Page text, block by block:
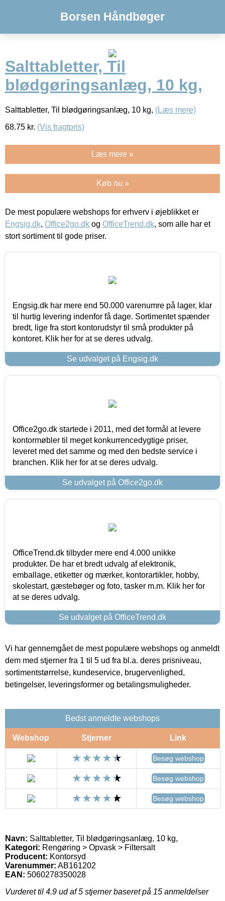
Borsen Håndbøger
Salttabletter, Til
blødgøringsanlæg, 10 kg,
Salttabletter, Til blødgøringsanlæg, 10 kg, (Læs mere)
68.75 kr. (Vis fragtpris)
Læs mere »
Køb nu »
De mest populære webshops for erhverv i øjeblikket er
Engsig.dk, Office2go.dk og OfficeTrend.dk, som alle har et
stort sortiment til gode priser.
Engsig.dk har mere end 50.000 varenumre på lager, klar
til hurtig levering indenfor få dage. Sortimentet spænder
bredt, lige fra stort kontorudstyr til små produkter på
kontoret. Klik her for at se deres udvalg.
Se udvalget på Engsig.dk
Office2go.dk startede i 2011, med det formål at levere
kontormøbler til meget konkurrencedygtige priser,
leveret med det samme og med den bedste service i
branchen. Klik her for at se deres udvalg.
Se udvalget på Office2go.dk
OfficeTrend.dk tilbyder mere end 4.000 unikke
produkter. De har et bredt udvalg af elektronik,
emballage, etiketter og mærker, kontorartikler, hobby,
skolestart, gæstebøger og foto, tasker m.m. Klik her for
at se deres udvalg.
Se udvalget på OfficeTrend.dk
Vi har gennemgået de mest populære webshops og anmeldt
dem med stjerner fra 1 til 5 ud fra bl.a. deres prisniveau,
sortimentstørrelse, kundeservice, brugervenlighed,
betingelser, leveringsformer og betalingsmuligheder.
Bedst anmeldte webshops
Webshop Stjerner Link
Besøg webshop
Besøg webshop
Besøg webshop
Navn: Salttabletter, Til blødgøringsanlæg, 10 kg,
Kategori: Rengøring > Opvask > Filtersalt
Producent: Kontorsyd
Varenummer: AB161202
EAN: 5060278350028
Vurderet til 4.9 ud af 5 stjerner baseret på 15 anmeldelser